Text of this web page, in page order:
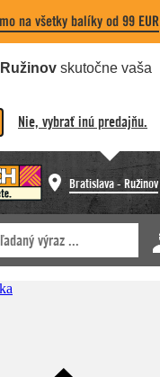
na všetky balíky od 99 EUR
skutočne vaša
Nie, vybrať inú predajňu.
Bratislava - Ružinov